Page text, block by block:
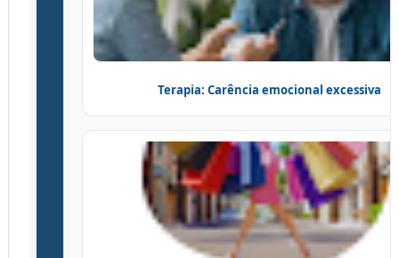
Terapia: Carência emocional excessiva